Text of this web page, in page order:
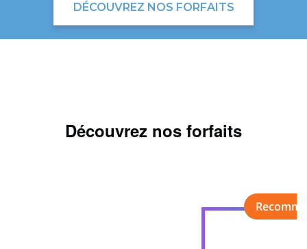
DÉCOUVREZ NOS FORFAITS
Découvrez nos forfaits